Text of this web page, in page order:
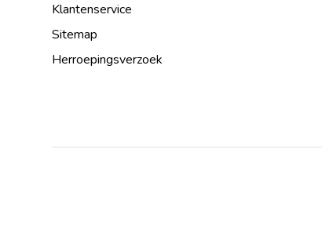
Klantenservice
Sitemap
Herroepingsverzoek